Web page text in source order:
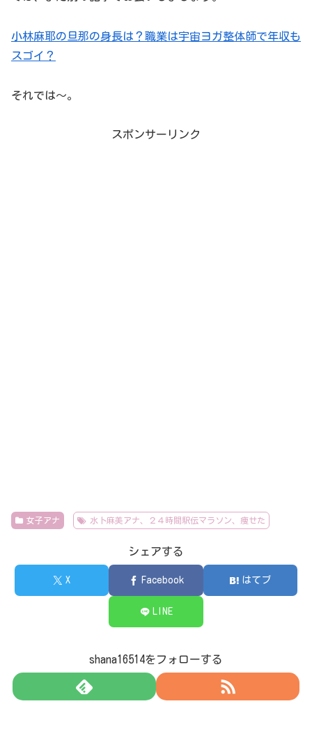
小林麻耶の旦那の身長は？職業は宇宙ヨガ整体師で年収も
スゴイ？
それでは～。
スポンサーリンク
女子アナ 水卜麻美アナ、２４時間駅伝マラソン、痩せた
シェアする
X Facebook はてブ
LINE
shana16514をフォローする